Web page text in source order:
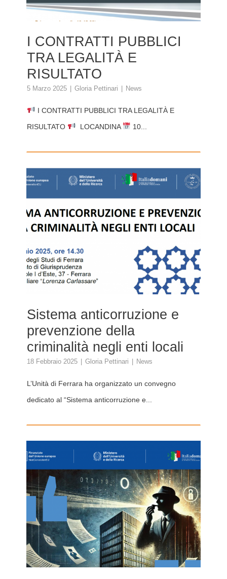
I CONTRATTI PUBBLICI
TRA LEGALITÀ E
RISULTATO
5 Marzo 2025 Gloria Pettinari News
I CONTRATTI PUBBLICI TRA LEGALITÀ E
RISULTATO
LOCANDINA 10...
Sistema anticorruzione e
prevenzione della
criminalità negli enti locali
18 Febbraio 2025 Gloria Pettinari News
L’Unità di Ferrara ha organizzato un convegno
dedicato al “Sistema anticorruzione e...